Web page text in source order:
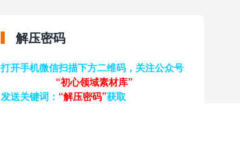
解压密码
打开手机微信扫描下方二维码，关注公众号
“初心领域素材库”
发送关键词： “解压密码”获取